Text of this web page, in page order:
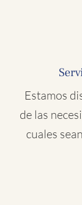
Estamos
de las
cuales